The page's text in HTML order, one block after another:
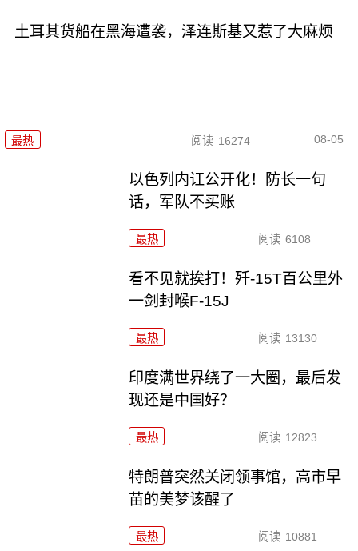
土耳其货船在黑海遭袭，泽连斯基又惹了大麻烦
最热 阅读 16274 08-05
以色列内讧公开化！防长一句
话，军队不买账
最热 阅读 6108
看不见就挨打！歼-15T百公里外
一剑封喉F-15J
最热 阅读 13130
印度满世界绕了一大圈，最后发
现还是中国好？
最热 阅读 12823
特朗普突然关闭领事馆，高市早
苗的美梦该醒了
最热 阅读 10881